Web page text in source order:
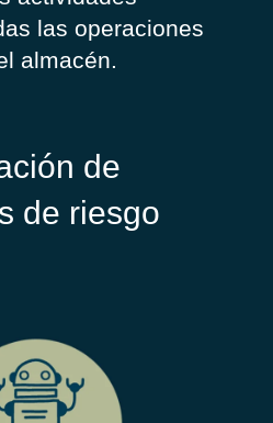
las operaciones
almacén.
de
de riesgo